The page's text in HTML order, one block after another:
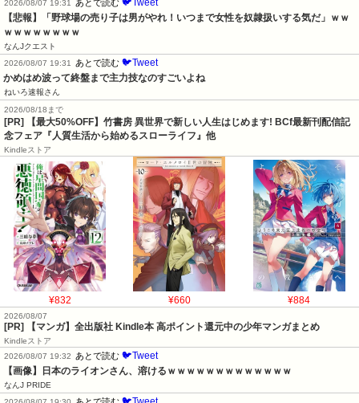
2026/08/07 19:31 あとで読む
【悲報】「野球場の売り子は男がやれ！いつまで女性を奴隷扱いする気だ」ｗｗ
ｗｗｗｗｗｗｗｗ
なんJクエスト
2026/08/07 19:31
あとで読む 🐦Tweet
かめはめ波って終盤まで主力技なのすごいよね
ねいろ速報さん
2026/08/18まで
[PR] 【最大50%OFF】竹書房 異世界で新しい人生はじめます! BCf最新刊配信記
念フェア『人質生活から始めるスローライフ』他
Kindleストア
¥832 ¥660 ¥884
2026/08/07
[PR] 【マンガ】全出版社 Kindle本 高ポイント還元中の少年マンガまとめ
Kindleストア
2026/08/07 19:32
あとで読む 🐦Tweet
【画像】日本のライオンさん、溶けるｗｗｗｗｗｗｗｗｗｗｗｗｗ
なんJ PRIDE